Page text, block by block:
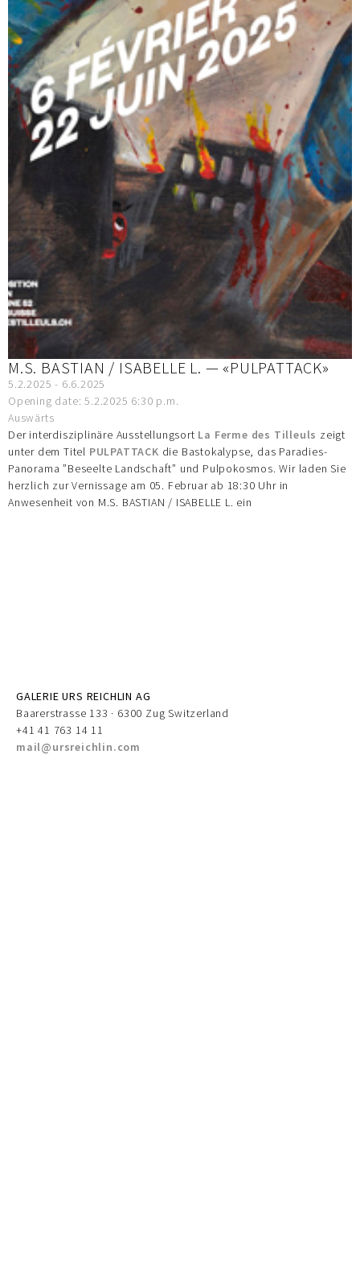
M.S. BASTIAN / ISABELLE L. — «PULPATTACK»
5.2.2025 - 6.6.2025
Opening date: 5.2.2025 6:30 p.m.
Auswärts
Der interdisziplinäre Ausstellungsort La Ferme des Tilleuls zeigt
unter dem Titel PULPATTACK die Bastokalypse, das Paradies-
Panorama ”Beseelte Landschaft” und Pulpokosmos. Wir laden Sie
herzlich zur Vernissage am 05. Februar ab 18:30 Uhr in
Anwesenheit von M.S. BASTIAN / ISABELLE L. ein
GALERIE URS REICHLIN AG
Baarerstrasse 133 · 6300 Zug Switzerland
+41 41 763 14 11
mail@ursreichlin.com